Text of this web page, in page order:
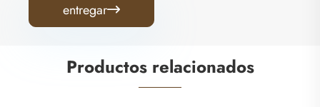
entregar
Productos relacionados